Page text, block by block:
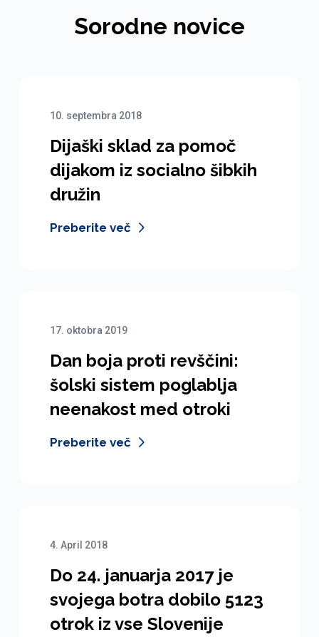
Sorodne novice
10. septembra 2018
Dijaški sklad za pomoč
dijakom iz socialno šibkih
družin
Preberite več
17. oktobra 2019
Dan boja proti revščini:
šolski sistem poglablja
neenakost med otroki
Preberite več
4. April 2018
Do 24. januarja 2017 je
svojega botra dobilo 5123
otrok iz vse Slovenije